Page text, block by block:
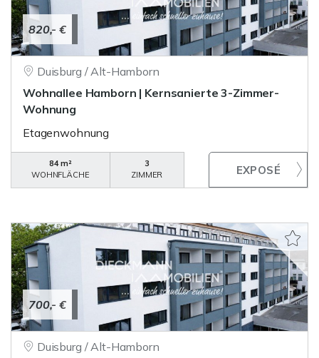
820,- €
Duisburg / Alt-Hamborn
Wohnallee Hamborn | Kernsanierte 3-Zimmer-
Wohnung
Etagenwohnung
84 m²
WOHNFLÄCHE
3
ZIMMER
700,- €
Duisburg / Alt-Hamborn